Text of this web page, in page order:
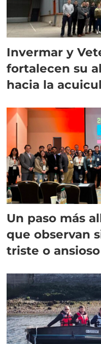
Invermar y
fortalecen su
hacia la
Un paso más
que observan
triste o ansioso